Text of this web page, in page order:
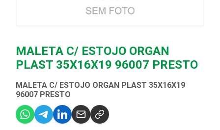
MALETA C/ ESTOJO ORGAN
PLAST 35X16X19 96007 PRESTO
MALETA C/ ESTOJO ORGAN PLAST 35X16X19
96007 PRESTO